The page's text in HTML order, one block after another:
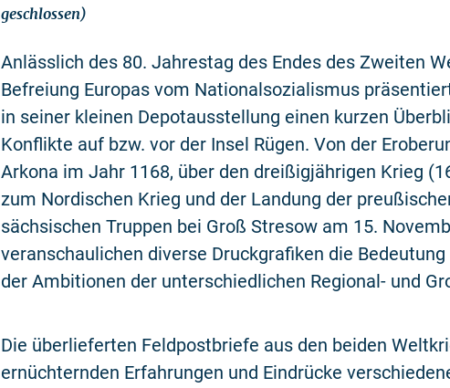
geschlossen)
Anlässlich des 80. Jahrestag des Endes des Zweiten
Befreiung Europas vom Nationalsozialismus
in seiner kleinen Depotausstellung einen kurzen
Konflikte auf bzw. vor der Insel Rügen. Von der
Arkona im Jahr 1168, über den dreißigjährigen Krieg
zum Nordischen Krieg und der Landung der
sächsischen Truppen bei Groß Stresow am 15.
veranschaulichen diverse Druckgrafiken die
der Ambitionen der unterschiedlichen Regional- und
Die überlieferten Feldpostbriefe aus den beiden
ernüchternden Erfahrungen und Eindrücke